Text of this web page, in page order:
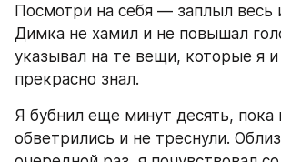
Посмотри на себя ― заплыл весь
Димка не хамил и не повышал
указывал на те вещи, которые я
прекрасно знал.
Я бубнил еще минут десять, пока
обветрились и не треснули.